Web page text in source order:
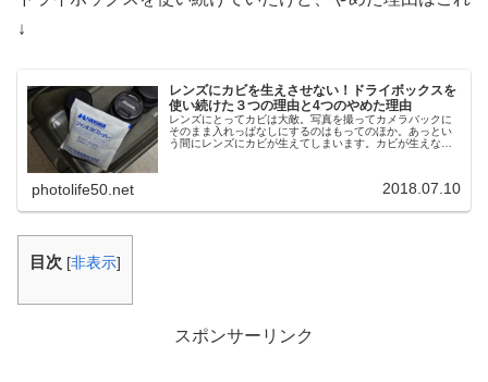
↓
レンズにカビを生えさせない！ドライボックスを
使い続けた３つの理由と4つのやめた理由
レンズにとってカビは大敵。写真を撮ってカメラバックに
そのまま入れっぱなしにするのはもってのほか。あっとい
う間にレンズにカビが生えてしまいます。カビが生えない
photolife50.net 2018.07.10
目次 [非表示]
スポンサーリンク